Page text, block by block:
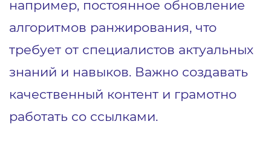
например, постоянное обновление
алгоритмов ранжирования, что
требует от специалистов актуальных
знаний и навыков. Важно создавать
качественный контент и грамотно
работать со ссылками.